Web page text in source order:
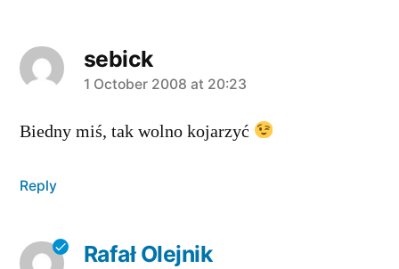
sebick
says:
1 October 2008 at 20:23
Biedny miś, tak wolno kojarzyć
Reply
Rafał Olejnik